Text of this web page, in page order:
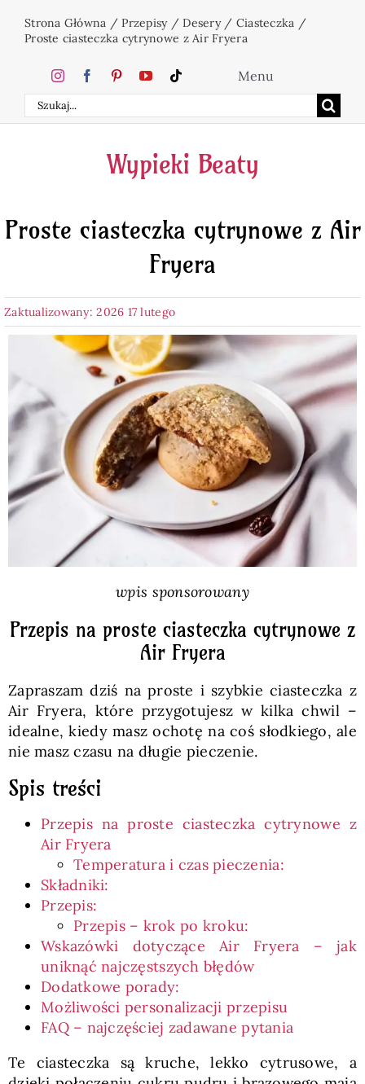
Strona Główna /Przepisy/Desery/ Ciasteczka /
Proste ciasteczka cytrynowe z Air Fryera
Szukaj
Menu
Home
Ciasta
Desery
Napoje
Pieczywo
Przetwory
Posiłki
Zdrowo i fit
Kuchnie świata
Polski
Wypieki Beaty
Proste ciasteczka cytrynowe z Air
Fryera
Zaktualizowany: 2026 17 lutego
wpis sponsorowany
Przepis na proste ciasteczka cytrynowe z
Air Fryera
Zapraszam dziś na proste i szybkie ciasteczka z
Air Fryera, które przygotujesz w kilka chwil –
idealne, kiedy masz ochotę na coś słodkiego, ale
nie masz czasu na długie pieczenie.
Spis treści
Przepis na proste ciasteczka cytrynowe z
Air Fryera
Temperatura i czas pieczenia:
Składniki:
Przepis:
Przepis – krok po kroku:
Wskazówki dotyczące Air Fryera – jak
uniknąć najczęstszych błędów
Dodatkowe porady:
Możliwości personalizacji przepisu
FAQ – najczęściej zadawane pytania
Te ciasteczka są kruche, lekko cytrusowe, a